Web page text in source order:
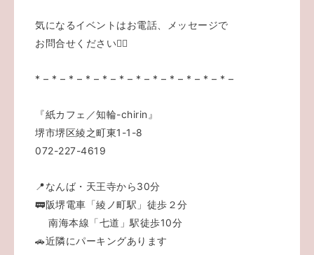
気になるイベントはお電話、メッセージで
お問合せください💁‍♀️
* – * – * – * – * – * – * – * – * – * – * – * –
『紙カフェ／知輪-chirin』
堺市堺区綾之町東1-1-8
072-227-4619
📍なんば・天王寺から30分
🚃阪堺電車「綾ノ町駅」徒歩２分
南海本線「七道」駅徒歩10分
🚗近隣にパーキングあります